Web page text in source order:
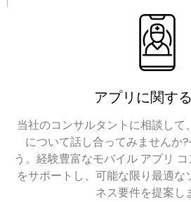
アプリに関す
当社のコンサルタントに相談して
について話し合ってみませんか
う。経験豊富なモバイル アプリ
をサポートし、可能な限り最適な
ネス要件を提案し